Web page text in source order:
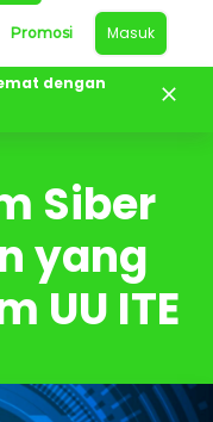
Promosi Masuk
dengan
yang dilarang dalam UU
Siber
yang
UU ITE